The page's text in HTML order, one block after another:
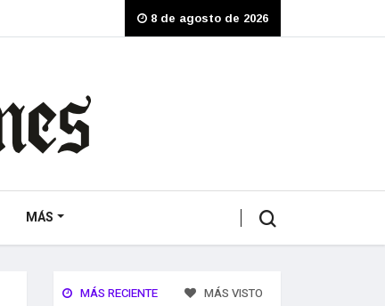
8 de agosto de 2026
MÁS
MÁS RECIENTE MÁS VISTO